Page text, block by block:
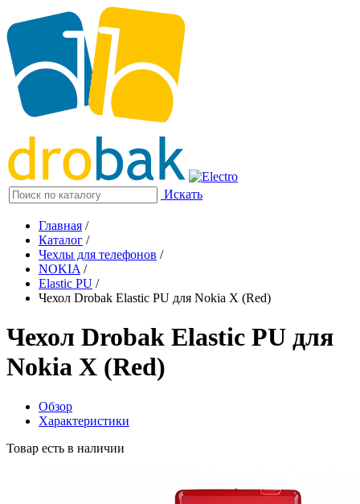
Искать
Главная /
Каталог /
Чехлы для телефонов /
NOKIA /
Elastic PU /
Чехол Drobak Elastic PU для Nokia X (Red)
Чехол Drobak Elastic PU для
Nokia X (Red)
Обзор
Характеристики
Товар есть в наличии